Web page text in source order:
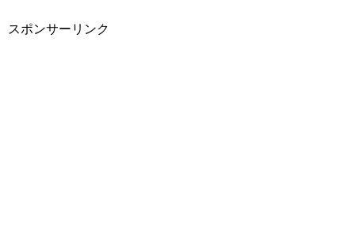
スポンサーリンク